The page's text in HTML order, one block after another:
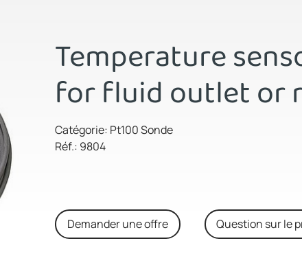
Temperature
for fluid outlet or
Catégorie: Pt100 Sonde
Réf.: 9804
Demander une offre Question sur le